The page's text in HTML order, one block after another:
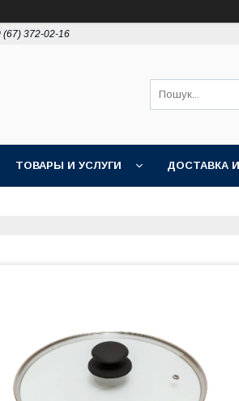
(67) 372-02-16
ТОВАРЫ И УСЛУГИ ДОСТАВКА